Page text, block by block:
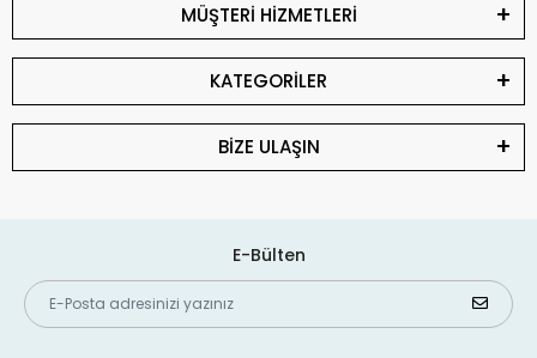
MÜŞTERİ HİZMETLERİ
KATEGORİLER
BİZE ULAŞIN
E-Bülten